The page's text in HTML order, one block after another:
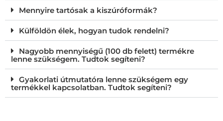
Mennyire tartósak a kiszúróformák?
Külföldön élek, hogyan tudok rendelni?
Nagyobb mennyiségű (100 db felett) termékre
lenne szükségem. Tudtok segíteni?
Gyakorlati útmutatóra lenne szükségem egy
termékkel kapcsolatban. Tudtok segíteni?